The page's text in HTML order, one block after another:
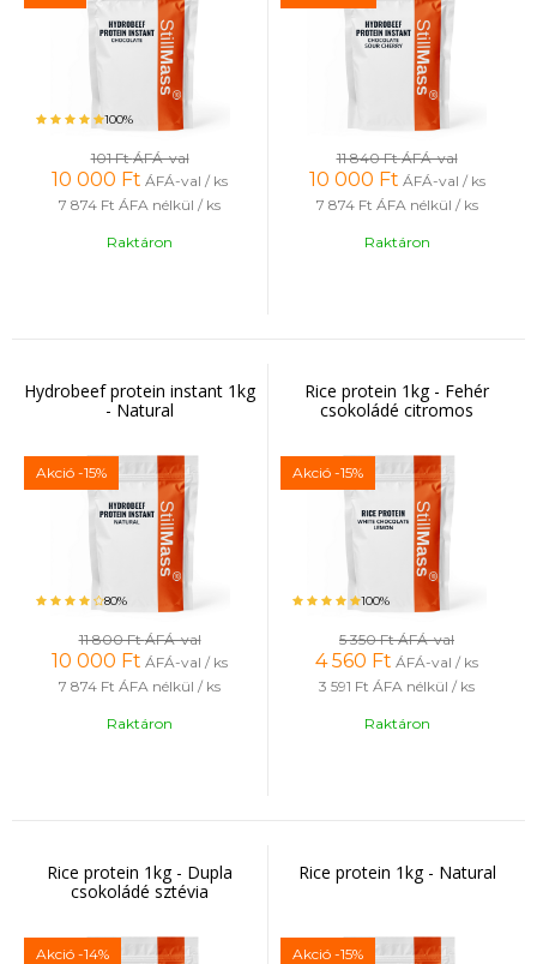
100%
101 FtÁFÁ-val
10 000 Ft ÁFÁ-val / ks
7 874 Ft ÁFA nélkül / ks
Raktáron
11 840 FtÁFÁ-val
10 000 Ft ÁFÁ-val / ks
7 874 Ft ÁFA nélkül / ks
Raktáron
Hydrobeef protein instant 1kg
- Natural
Akció -15%
80%
11 800 FtÁFÁ-val
10 000 Ft ÁFÁ-val / ks
7 874 Ft ÁFA nélkül / ks
Raktáron
Rice protein 1kg - Fehér
csokoládé citromos
Akció -15%
100%
5 350 FtÁFÁ-val
4 560 Ft ÁFÁ-val / ks
3 591 Ft ÁFA nélkül / ks
Raktáron
Rice protein 1kg - Dupla
csokoládé sztévia
Akció -14%
Rice protein 1kg - Natural
Akció -15%